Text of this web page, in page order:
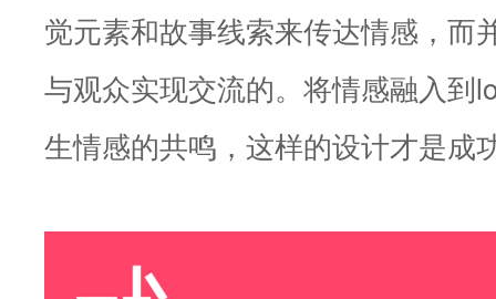
觉元素和故事线索来传达情感，而
与观众实现交流的。将情感融入到
生情感的共鸣，这样的设计才是成